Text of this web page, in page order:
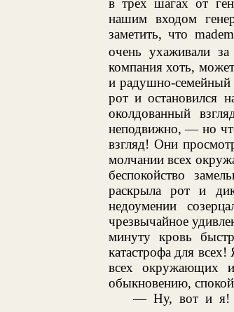
в трех шагах от
нашим входом
заметить, что
очень ухаживали
компания хоть,
и радушно-семейный
рот и остановился
околдованный
неподвижно, — но
взгляд! Они
молчании всех
беспокойство
раскрыла рот и
недоумении
чрезвычайное
минуту кровь
катастрофа для
всех окружающих
обыкновению,
— Ну, вот и я!